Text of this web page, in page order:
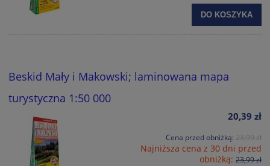
DO KOSZYKA
Beskid Mały i Makowski; laminowana mapa
turystyczna 1:50 000
20,39 zł
Cena przed obniżką: 23,99 zł
Najniższa cena z 30 dni przed
obniżką: 23,99 zł